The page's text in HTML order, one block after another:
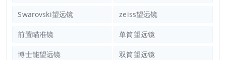
Swarovski望远镜 zeiss望远镜
前置瞄准镜 单筒望远镜
博士能望远镜 双筒望远镜